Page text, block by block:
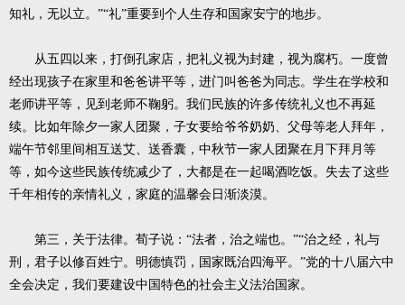
知礼，无以立。”“礼”重要到个人生存和国家安宁的地步。
从五四以来，打倒孔家店，把礼义视为封建，视为腐朽。一度曾
经出现孩子在家里和爸爸讲平等，进门叫爸爸为同志。学生在学校和
老师讲平等，见到老师不鞠躬。我们民族的许多传统礼义也不再延
续。比如年除夕一家人团聚，子女要给爷爷奶奶、父母等老人拜年，
端午节邻里间相互送艾、送香囊，中秋节一家人团聚在月下拜月等
等，如今这些民族传统减少了，大都是在一起喝酒吃饭。失去了这些
千年相传的亲情礼义，家庭的温馨会日渐淡漠。
第三，关于法律。荀子说：“法者，治之端也。”“治之经，礼与
刑，君子以修百姓宁。明德慎罚，国家既治四海平。”党的十八届六中
全会决定，我们要建设中国特色的社会主义法治国家。